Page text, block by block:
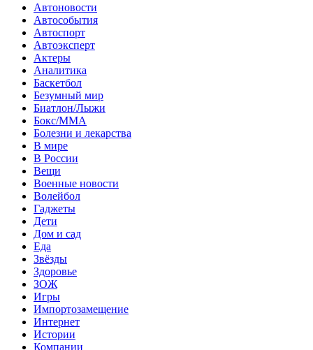
Автоновости
Автособытия
Автоспорт
Автоэксперт
Актеры
Аналитика
Баскетбол
Безумный мир
Биатлон/Лыжи
Бокс/MMA
Болезни и лекарства
В мире
В России
Вещи
Военные новости
Волейбол
Гаджеты
Дети
Дом и сад
Еда
Звёзды
Здоровье
ЗОЖ
Игры
Импортозамещение
Интернет
Истории
Компании